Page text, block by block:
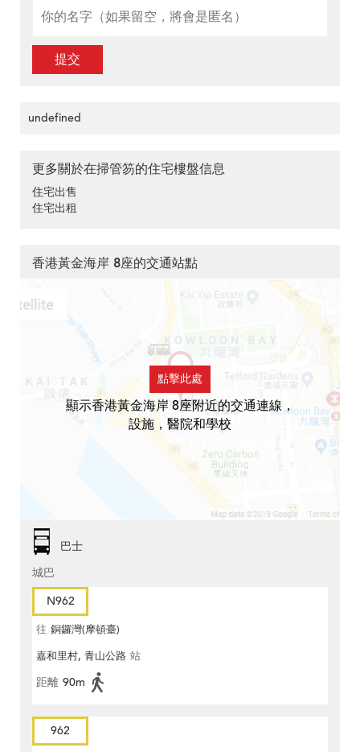
提交
undefined
更多關於在掃管笏的住宅樓盤信息
住宅出售
住宅出租
香港黃金海岸 8座的交通站點
點擊此處
顯示香港黃金海岸 8座附近的交通連線，
設施，醫院和學校
巴士
城巴
N962
往 銅鑼灣(摩頓臺)
嘉和里村, 青山公路 站
距離 90m
962